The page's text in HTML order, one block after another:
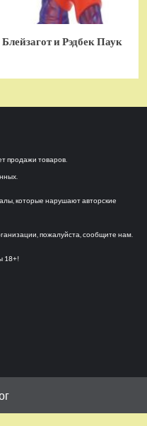
и Рэдбек Паук
продажи товаров.
которые нарушают авторские
пожалуйста, сообщите нам.
18+!